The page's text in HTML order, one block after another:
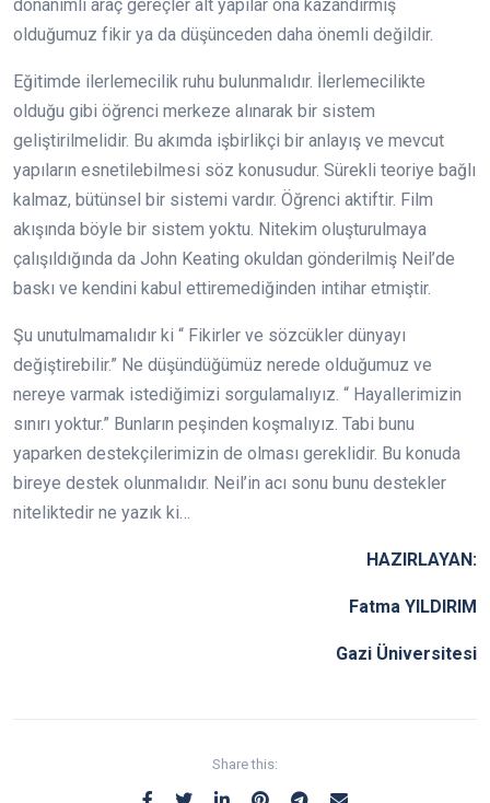
donanımlı araç gereçler alt yapılar ona kazandırmış
olduğumuz fikir ya da düşünceden daha önemli değildir.
Eğitimde ilerlemecilik ruhu bulunmalıdır. İlerlemecilikte
olduğu gibi öğrenci merkeze alınarak bir sistem
geliştirilmelidir. Bu akımda işbirlikçi bir anlayış ve mevcut
yapıların esnetilebilmesi söz konusudur. Sürekli teoriye bağlı
kalmaz, bütünsel bir sistemi vardır. Öğrenci aktiftir. Film
akışında böyle bir sistem yoktu. Nitekim oluşturulmaya
çalışıldığında da John Keating okuldan gönderilmiş Neil’de
baskı ve kendini kabul ettiremediğinden intihar etmiştir.
Şu unutulmamalıdır ki “ Fikirler ve sözcükler dünyayı
değiştirebilir.” Ne düşündüğümüz nerede olduğumuz ve
nereye varmak istediğimizi sorgulamalıyız. “ Hayallerimizin
sınırı yoktur.” Bunların peşinden koşmalıyız. Tabi bunu
yaparken destekçilerimizin de olması gereklidir. Bu konuda
bireye destek olunmalıdır. Neil’in acı sonu bunu destekler
niteliktedir ne yazık ki…
HAZIRLAYAN:
Fatma YILDIRIM
Gazi Üniversitesi
Share this: